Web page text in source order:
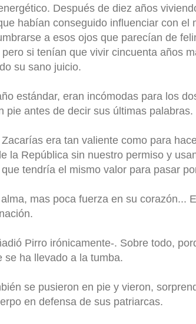
Después de diez años
habían conseguido influenciar con el
a esos ojos que parecían de
si tenían que vivir cincuenta años
su sano juicio.
estándar, eran incómodas para los
pie antes de decir sus últimas palabras.
era tan valiente como para
la República sin nuestro permiso y
tendría el mismo valor para pasar
mas poca fuerza en su corazón...
Pirro irónicamente-. Sobre todo,
se ha llevado a la tumba.
se pusieron en pie y vieron,
en defensa de sus patriarcas.